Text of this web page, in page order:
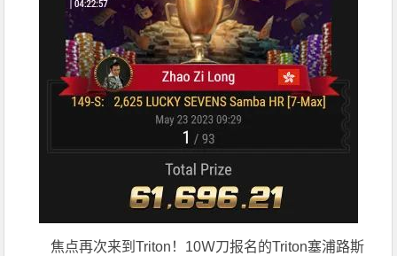
焦点再次来到Triton！10Ｗ刀报名的Triton塞浦路斯